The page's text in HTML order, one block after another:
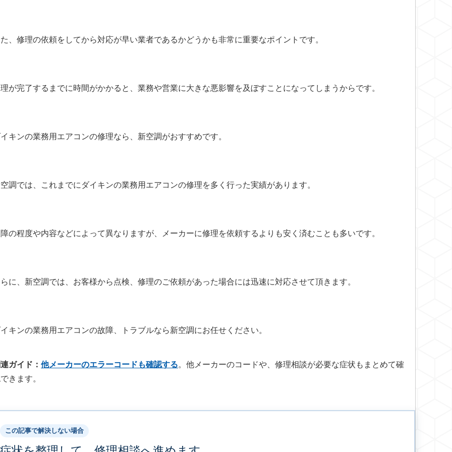
、修理の依頼をしてから対応が早い業者であるかどうかも非常に重要なポイントです。
が完了するまでに時間がかかると、業務や営業に大きな悪影響を及ぼすことになってしまうからです。
キンの業務用エアコンの修理なら、新空調がおすすめです。
調では、これまでにダイキンの業務用エアコンの修理を多く行った実績があります。
の程度や内容などによって異なりますが、メーカーに修理を依頼するよりも安く済むことも多いです。
に、新空調では、お客様から点検、修理のご依頼があった場合には迅速に対応させて頂きます。
キンの業務用エアコンの故障、トラブルなら新空調にお任せください。
ガイド： 他メーカーのエラーコードも確認する。他メーカーのコードや、修理相談が必要な症状もまとめて確
きます。
この記事で解決しない場合